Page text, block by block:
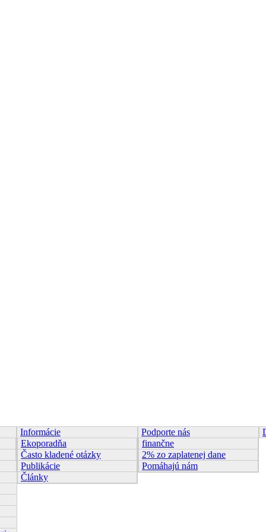
Informácie
Ekoporadňa
Často kladené otázky
Publikácie
Články
Podporte nás
finančne
2% zo zaplatenej dane
Pomáhajú nám